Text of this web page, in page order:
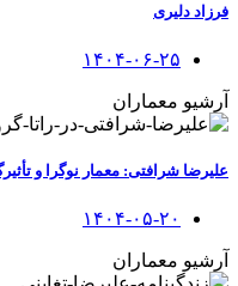
فرزاد دلیری
۱۴۰۴-۰۶-۲۵
آرشیو معماران
علیرضا شرافتی: معمار نوگرا و
۱۴۰۴-۰۵-۲۰
آرشیو معماران